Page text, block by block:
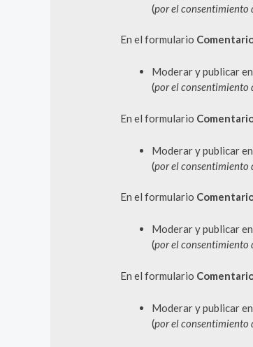
(por el consentimiento
En el formulario
Moderar y publicar
(por el consentimiento
En el formulario
Moderar y publicar
(por el consentimiento
En el formulario
Moderar y publicar
(por el consentimiento
En el formulario
Moderar y publicar
(por el consentimiento